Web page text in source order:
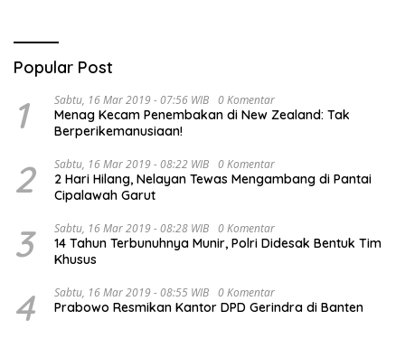
Popular Post
1 Sabtu, 16 Mar 2019 - 07:56 WIB 0 Komentar
Menag Kecam Penembakan di New Zealand: Tak
Berperikemanusiaan!
2 Sabtu, 16 Mar 2019 - 08:22 WIB 0 Komentar
2 Hari Hilang, Nelayan Tewas Mengambang di Pantai
Cipalawah Garut
3 Sabtu, 16 Mar 2019 - 08:28 WIB 0 Komentar
14 Tahun Terbunuhnya Munir, Polri Didesak Bentuk Tim
Khusus
4 Sabtu, 16 Mar 2019 - 08:55 WIB 0 Komentar
Prabowo Resmikan Kantor DPD Gerindra di Banten